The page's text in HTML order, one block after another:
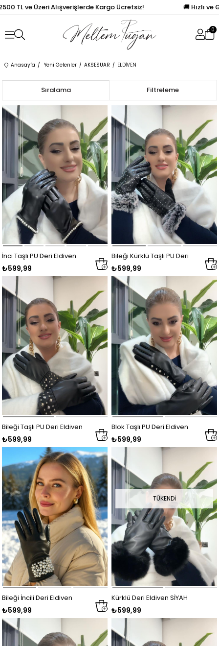
TL ve Üzeri Alışverişlerde Kargo Ücretsiz! 🚚 Hızlı
0
Anasayfa Yeni Gelenler AKSESUAR ELDİVEN
Filtreleme
Sıralama
İnci Taşlı PU Deri Eldiven
SİYAH
₺599,99
Bileği Kürklü Taşlı PU Deri
Eldiven SİYAH
₺599,99
Bileği Taşlı PU Deri Eldiven
SİYAH
₺599,99
Blok Taşlı PU Deri Eldiven
SİYAH
₺599,99
Bileği İncili Deri Eldiven
SİYAH
₺599,99
TÜKENDI
Kürklü Deri Eldiven SİYAH
₺599,99